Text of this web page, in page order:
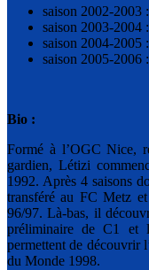
saison 2002-2003
saison 2003-2004
saison 2004-2005
saison 2005-2006
Bio :
Formé à l’OGC Nice,
gardien, Létizi
1992. Après 4 saisons
transféré au FC Metz
96/97. Là-bas, il
préliminaire de C1 et
permettent de découvrir
du Monde 1998.